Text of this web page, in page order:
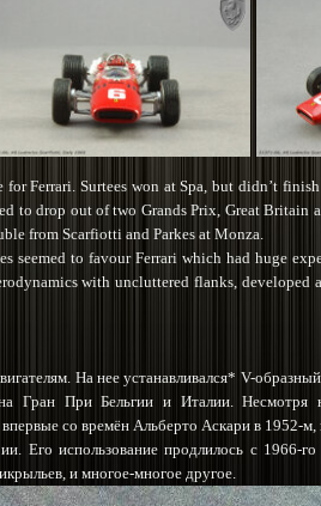
Ferrari. Surtees won at Spa, but didn’t
to drop out of two Grands Prix, Great
from Scarfiotti and Parkes at Monza.
seemed to favour Ferrari which had huge
with uncluttered flanks, developed
На нее устанавливался* V-
При Бельгии и Италии. Несмотря на
со времён Альберто Аскари в 1952-м,
Его использование продлилось с
и многое-многое другое.